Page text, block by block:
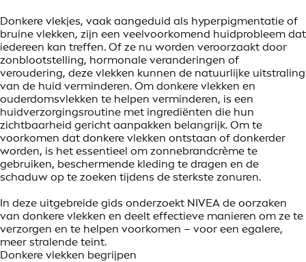
Donkere vlekjes, vaak aangeduid als hyperpigmentatie of
bruine vlekken, zijn een veelvoorkomend huidprobleem dat
iedereen kan treffen. Of ze nu worden veroorzaakt door
zonblootstelling, hormonale veranderingen of
veroudering, deze vlekken kunnen de natuurlijke uitstraling
van de huid verminderen. Om donkere vlekken en
ouderdomsvlekken te helpen verminderen, is een
huidverzorgingsroutine met ingrediënten die hun
zichtbaarheid gericht aanpakken belangrijk. Om te
voorkomen dat donkere vlekken ontstaan of donkerder
worden, is het essentieel om zonnebrandcrème te
gebruiken, beschermende kleding te dragen en de
schaduw op te zoeken tijdens de sterkste zonuren.
In deze uitgebreide gids onderzoekt NIVEA de oorzaken
van donkere vlekken en deelt effectieve manieren om ze te
verzorgen en te helpen voorkomen – voor een egalere,
meer stralende teint.
Donkere vlekken begrijpen